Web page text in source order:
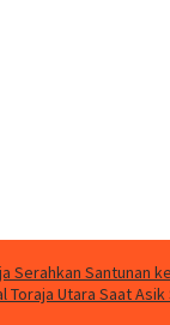
Serahkan Santunan
Toraja Utara Saat Asik